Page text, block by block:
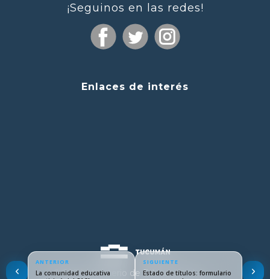
¡Seguinos en las redes!
Enlaces de interés
© 2024 Ministerio de Educación de
ANTERIOR
La comunidad educativa
SIGUIENTE
Estado de títulos: formulario